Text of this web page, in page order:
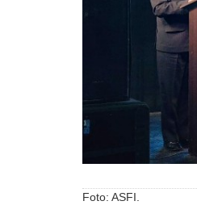
Foto: ASFI.